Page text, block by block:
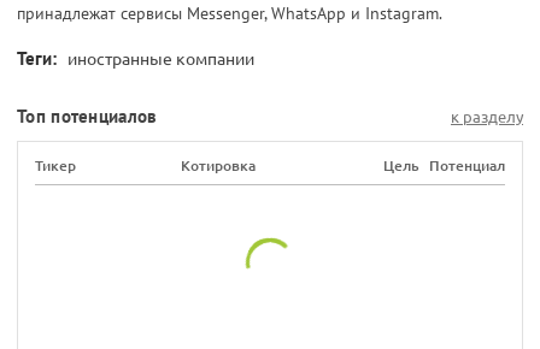
принадлежат сервисы Messenger, WhatsApp и Instagram.
Теги: иностранные компании
Топ потенциалов к разделу
Тикер Котировка Цель Потенциал